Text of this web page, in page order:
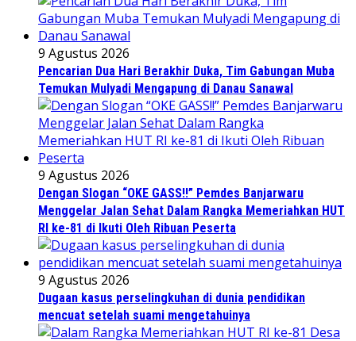
9 Agustus 2026
Pencarian Dua Hari Berakhir Duka, Tim Gabungan Muba
Temukan Mulyadi Mengapung di Danau Sanawal
9 Agustus 2026
Dengan Slogan “OKE GASS!!” Pemdes Banjarwaru
Menggelar Jalan Sehat Dalam Rangka Memeriahkan HUT
RI ke-81 di Ikuti Oleh Ribuan Peserta
9 Agustus 2026
Dugaan kasus perselingkuhan di dunia pendidikan
mencuat setelah suami mengetahuinya